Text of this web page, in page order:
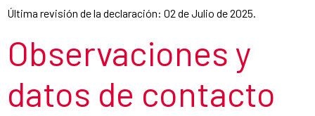
Última revisión de la declaración: 02 de Julio de 2025.
Observaciones y
datos de contacto